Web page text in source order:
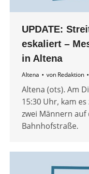
UPDATE:
eskaliert –
in Altena
Altena von Redaktion
Altena (ots). Am
15:30 Uhr, kam
zwei Männern
Bahnhofstraße.